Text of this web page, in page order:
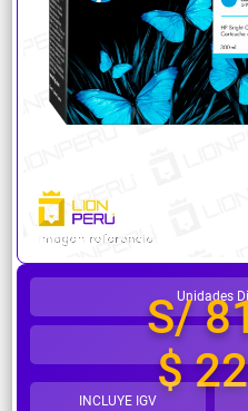
Unidades
S/
$
INCLUYE IGV